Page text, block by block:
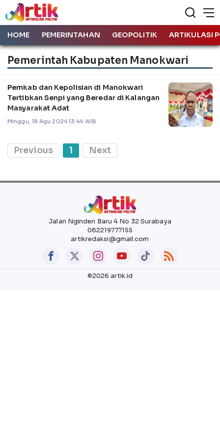
HOME PEMERINTAHAN GEOPOLITIK ARTIKULASI
Pemerintah Kabupaten Manokwari
Pemkab dan Kepolisian di Manokwari
Tertibkan Senpi yang Beredar di Kalangan
Masyarakat Adat
Minggu, 18 Agu 2024 13:44 WIB
Previous 1 Next
Jalan Nginden Baru 4 No 32 Surabaya
082219777155
artikredaksi@gmail.com
©2026 artik.id